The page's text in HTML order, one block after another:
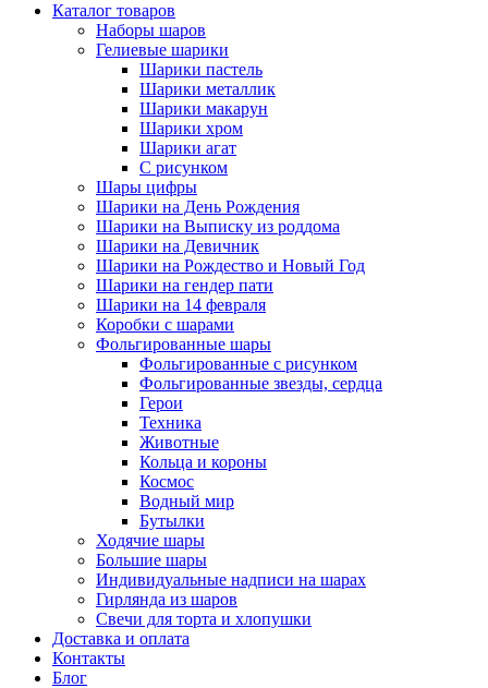
Каталог товаров
Наборы шаров
Гелиевые шарики
Шарики пастель
Шарики металлик
Шарики макарун
Шарики хром
Шарики агат
С рисунком
Шары цифры
Шарики на День Рождения
Шарики на Выписку из роддома
Шарики на Девичник
Шарики на Рождество и Новый Год
Шарики на гендер пати
Шарики на 14 февраля
Коробки с шарами
Фольгированные шары
Фольгированные с рисунком
Фольгированные звезды, сердца
Герои
Техника
Животные
Кольца и короны
Космос
Водный мир
Бутылки
Ходячие шары
Большие шары
Индивидуальные надписи на шарах
Гирлянда из шаров
Свечи для торта и хлопушки
Доставка и оплата
Контакты
Блог